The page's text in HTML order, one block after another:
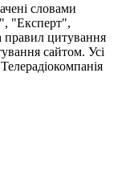
словами
"Експерт",
правил цитування
сайтом. Усі